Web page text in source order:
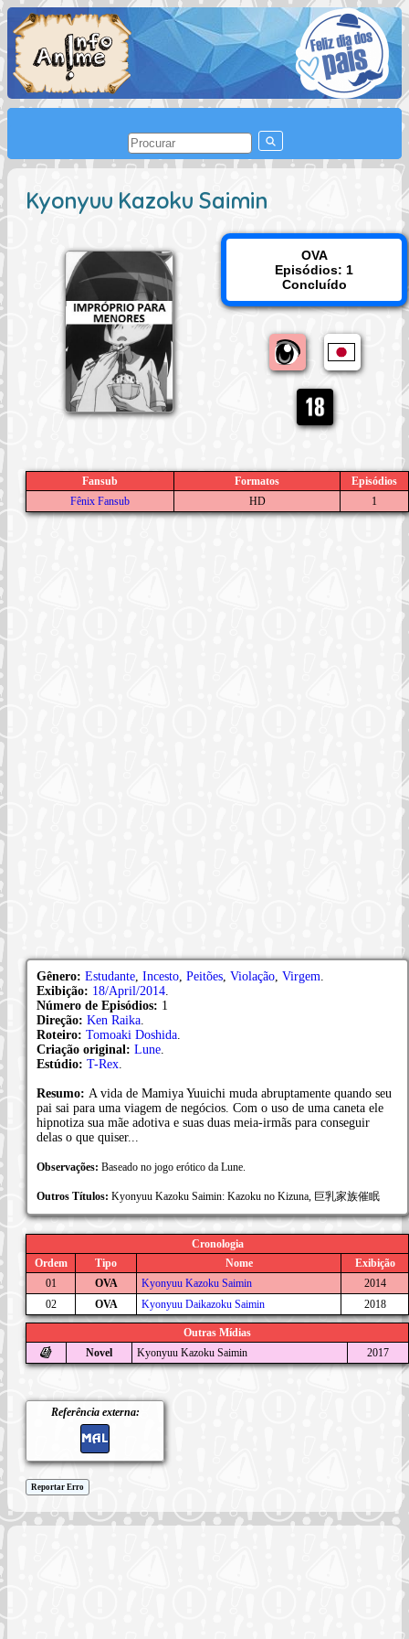
Kyonyuu Kazoku Saimin
OVA
Episódios: 1
Concluído
Fansub Formatos
Episódios
Fênix Fansub
HD 1
Gênero: Estudante Incesto Peitões Violação Virgem
Exibição: 18/April/2014
Número de Episódios: 1
Direção: Ken Raika
Roteiro: Tomoaki Doshida
Criação original: Lune
Estúdio: T-Rex
Resumo: A vida de Mamiya Yuuichi muda abruptamente quando seu
pai sai para uma viagem de negócios. Com o uso de uma caneta ele
hipnotiza sua mãe adotiva e suas duas meia-irmãs para conseguir
delas o que quiser...
Observações: Baseado no jogo erótico da Lune.
Outros Títulos: Kyonyuu Kazoku Saimin: Kazoku no Kizuna, 巨乳家族催眠
Cronologia
Ordem
Tipo Nome
Exibição
01
OVA Kyonyuu Kazoku Saimin
2014
02
OVA Kyonyuu Daikazoku Saimin 2018
Outras Mídias
Novel
Kyonyuu Kazoku Saimin 2017
Referência externa:
Reportar Erro